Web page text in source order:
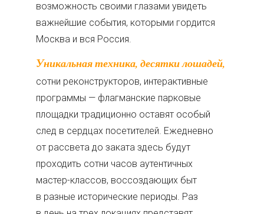
возможность своими глазами увидеть
важнейшие события, которыми гордится
Москва и вся Россия.
Уникальная техника, десятки лошадей,
сотни реконструкторов, интерактивные
программы — флагманские парковые
площадки традиционно оставят особый
след в сердцах посетителей. Ежедневно
от рассвета до заката здесь будут
проходить сотни часов аутентичных
мастер-классов, воссоздающих быт
в разные исторические периоды. Раз